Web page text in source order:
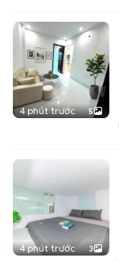
4 phút trước 5
4 phút trước 3